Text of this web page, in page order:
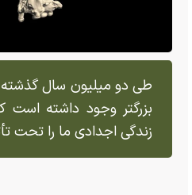
طی دو میلیون سال
بزرگتر وجود داشته است
زندگی اجدادی ما را تحت